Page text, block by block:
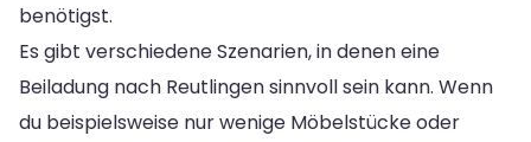
benötigst.
Es gibt verschiedene Szenarien, in denen eine
Beiladung nach Reutlingen sinnvoll sein kann. Wenn
du beispielsweise nur wenige Möbelstücke oder